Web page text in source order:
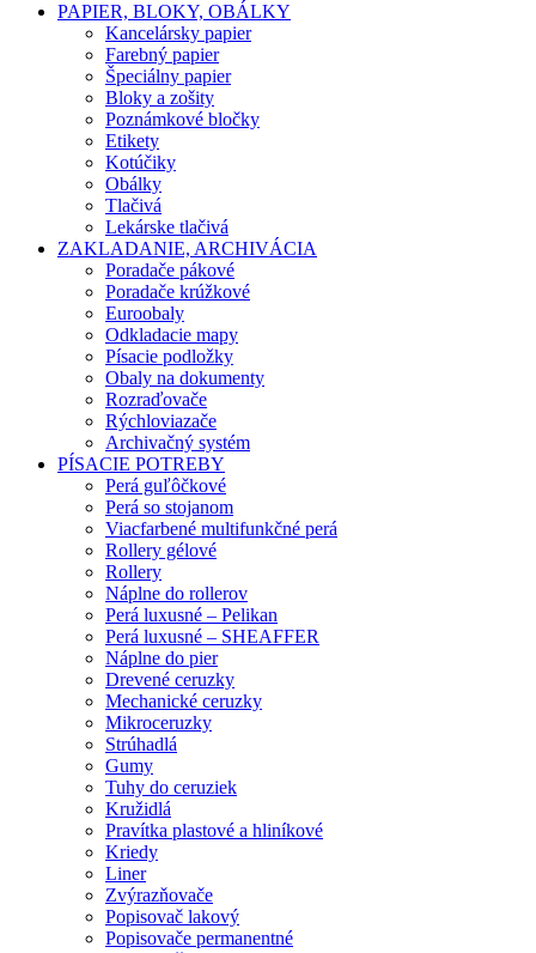
PAPIER, BLOKY, OBÁLKY
Kancelársky papier
Farebný papier
Špeciálny papier
Bloky a zošity
Poznámkové bločky
Etikety
Kotúčiky
Obálky
Tlačivá
Lekárske tlačivá
ZAKLADANIE, ARCHIVÁCIA
Poradače pákové
Poradače krúžkové
Euroobaly
Odkladacie mapy
Písacie podložky
Obaly na dokumenty
Rozraďovače
Rýchloviazače
Archivačný systém
PÍSACIE POTREBY
Perá guľôčkové
Perá so stojanom
Viacfarbené multifunkčné perá
Rollery gélové
Rollery
Náplne do rollerov
Perá luxusné – Pelikan
Perá luxusné – SHEAFFER
Náplne do pier
Drevené ceruzky
Mechanické ceruzky
Mikroceruzky
Strúhadlá
Gumy
Tuhy do ceruziek
Kružidlá
Pravítka plastové a hliníkové
Kriedy
Liner
Zvýrazňovače
Popisovač lakový
Popisovače permanentné